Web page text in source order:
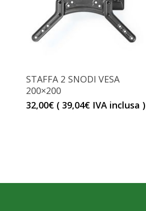
STAFFA 2 SNODI VESA
200×200
32,00€ ( 39,04€IVA inclusa )